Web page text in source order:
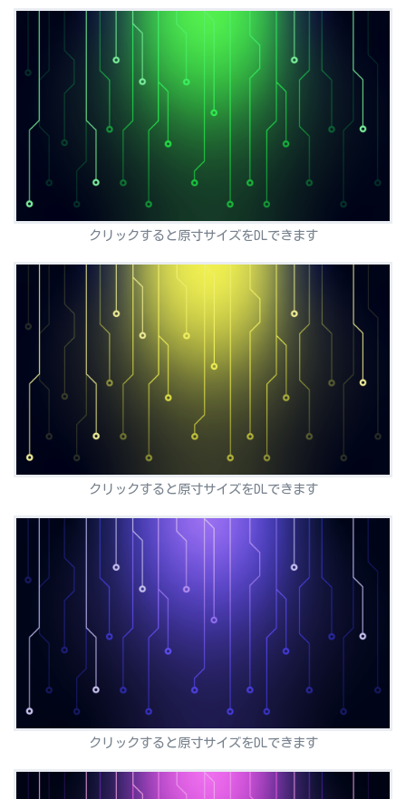
クリックすると原寸サイズをDLできます
クリックすると原寸サイズをDLできます
クリックすると原寸サイズをDLできます